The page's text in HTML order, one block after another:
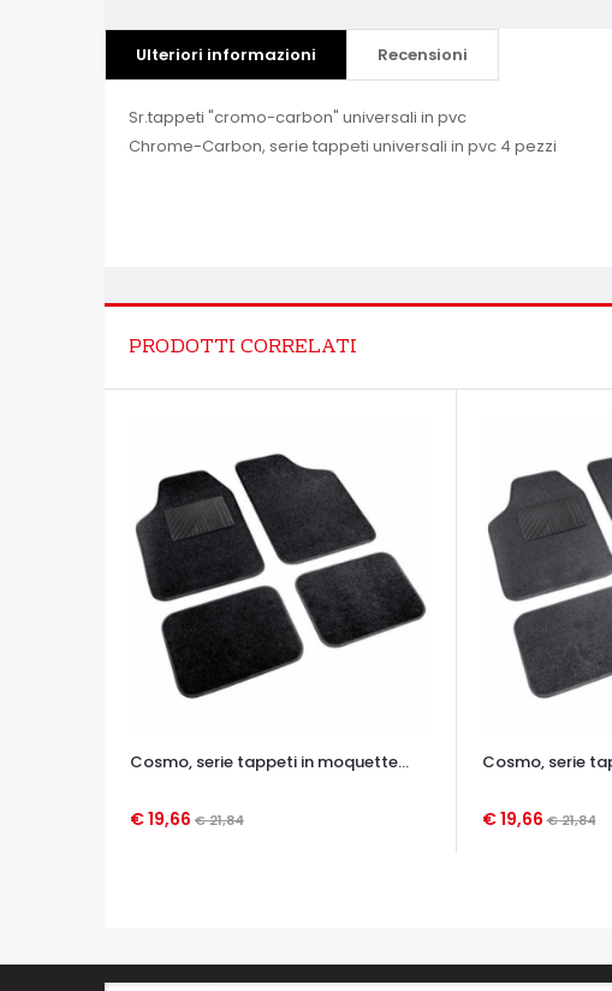
Ulteriori informazioni Recensioni
Sr.tappeti "cromo-carbon" universali in pvc
Chrome-Carbon, serie tappeti universali in pvc 4 pezzi
PRODOTTI CORRELATI
Cosmo, serie tappeti in moquette...
€ 19,66 € 21,84
Cosmo, serie
€ 19,66€ 21,84